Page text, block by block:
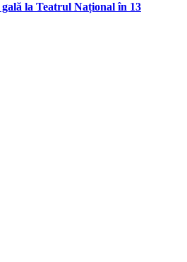
la Teatrul Național în 13